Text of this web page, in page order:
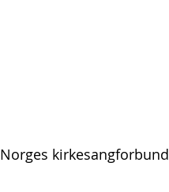
Norges kirkesangforbund